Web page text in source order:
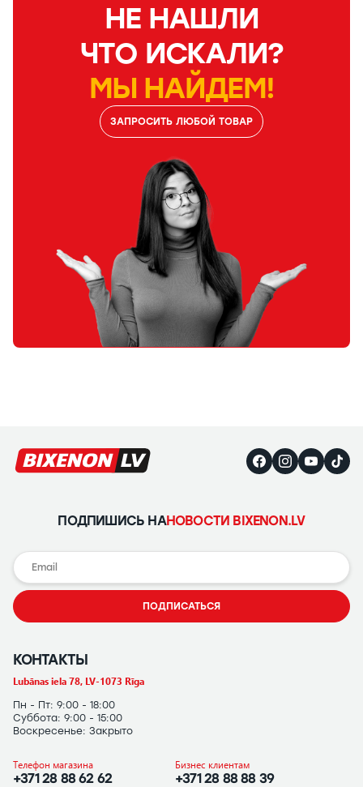
НЕ НАШЛИ
ЧТО ИСКАЛИ?
МЫ НАЙДЕМ!
ЗАПРОСИТЬ ЛЮБОЙ ТОВАР
ПОДПИШИСЬ НАНОВОСТИ BIXENON.LV
ПОДПИСАТЬСЯ
КОНТАКТЫ
Lubānas iela 78, LV-1073 Rīga
Пн - Пт: 9:00 - 18:00
Суббота: 9:00 - 15:00
Воскресенье: Закрыто
Телефон магазина
+371 28 88 62 62
Бизнес клиентам
+371 28 88 88 39